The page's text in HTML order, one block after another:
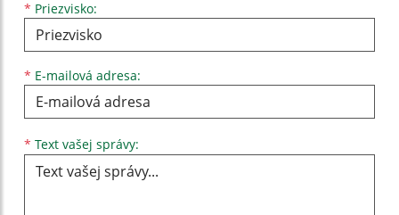
* Priezvisko:
* E-mailová adresa:
* Text vašej správy: